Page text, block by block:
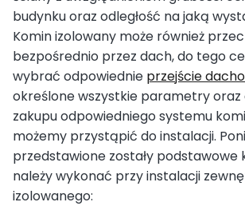
budynku oraz odległość na jaką
Komin izolowany może również
bezpośrednio przez dach, do tego
wybrać odpowiednie przejście
określone wszystkie parametry oraz
zakupu odpowiedniego systemu
możemy przystąpić do instalacji.
przedstawione zostały podstawowe
należy wykonać przy instalacji
izolowanego: